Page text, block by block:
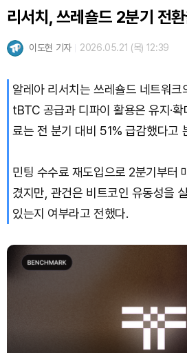
리서치, 쓰레숄드 2분기 전
이도현 기자 2026.05.21 (목) 12:39
알레아 리서치는 쓰레숄드 네트워
tBTC 공급과 디파이 활용은 유지·
료는 전 분기 대비 51% 급감했다고
민팅 수수료 재도입으로 2분기부터
겼지만, 관건은 비트코인 유동성을
있는지 여부라고 전했다.